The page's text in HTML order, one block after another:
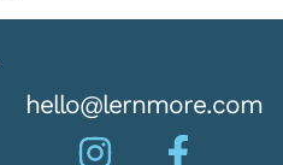
hello@lernmore.com